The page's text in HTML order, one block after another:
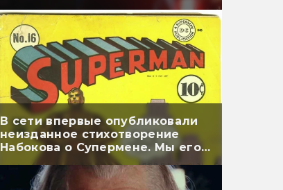
В сети впервые опубликовали
неизданное стихотворение
Набокова о Супермене. Мы его
перевели